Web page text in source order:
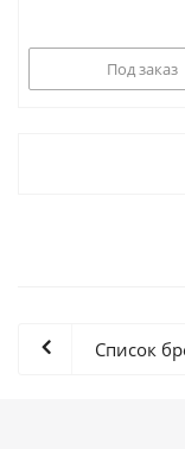
Под заказ
Список